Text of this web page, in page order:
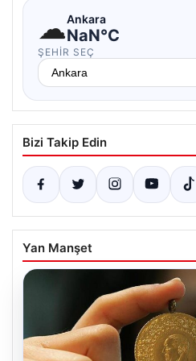
☁Ankara
NaN°C
ŞEHIR SEÇ
Bizi Takip Edin
Yan Manşet